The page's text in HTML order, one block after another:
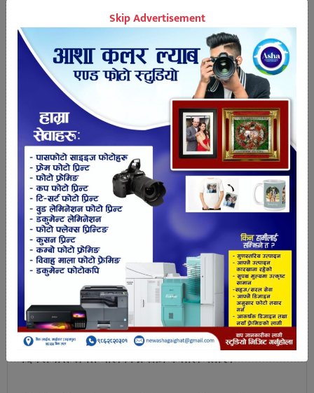
लागि सकेको उनको भनाइ छ।
उनले भने ‘यो आइसक्यो भने ठूलो संख्यामा आउँछ, करोडौंको
संख्यामा आउँछ। यसले एकैचोटी थुप्रै किलोमिटर क्षति गर्ने
हिसाबले आउँछ। हामीसँग आइसकेको अवस्थामा विषादी
प्रयोग गर्नु बाहेकको विकल्प हुँदैन।
विषादी पनि ठूलो मात्रामा, ठूलो क्षेत्रमा छर्नुपर्ने हुन्छ।
आइहाल्यो भने पनि हामी त्यसको लागि विषादीको उपलब्धता,
त्यसका उपकरणहरुको उपलव्धताको बारेमा तयारीको
प्रक्रियामा लागिसकेका छौं।’
मन्त्रालयले सलह कीराको आक्रमण र यसको जोखिम तथा
रोकथामको बारेमा मिडिया मार्फत किसानहरुलाई जानकारी
दिने तयारी समेत थालेको प्रवक्ता केसीले बताए।
Skip Advertisement